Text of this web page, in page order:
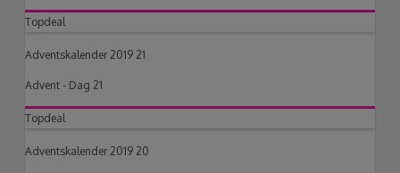
Topdeal
Adventskalender 2019 21
Advent - Dag 21
Topdeal
Adventskalender 2019 20